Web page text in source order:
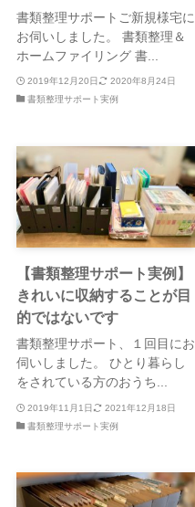
書類整理サポートご新規様宅に
お伺いしました。 書類整理＆
ホームファイリング 書...
2019年12月20日
2020年8月24日
書類整理サポート実例
【書類整理サポート実例】
きれいに収納することが目
的ではないです
書類整理サポート、１回目にお
伺いしました。 ひとり暮らし
をされている方のおうち...
2019年11月1日
2021年12月18日
書類整理サポート実例